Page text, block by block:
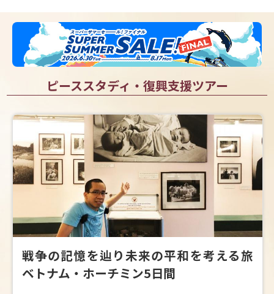
ピーススタディ・復興支援ツアー
戦争の記憶を辿り未来の平和を考える旅
ベトナム・ホーチミン5日間